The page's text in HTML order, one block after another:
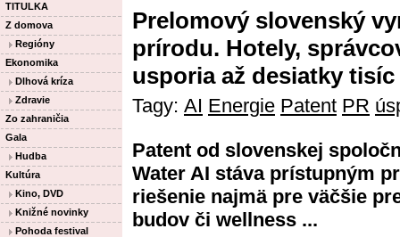
TITULKA
Z domova
Regióny
Ekonomika
Dlhová kríza
Zdravie
Zo zahraničia
Gala
Hudba
Kultúra
Kino, DVD
Knižné novinky
Pohoda festival
Prelomový slovenský
prírodu. Hotely,
usporia až desiatky tisíc
Tagy: AI Energie Patent PR
Patent od slovenskej
Water AI stáva prístupným
riešenie najmä pre väčšie
budov či wellness ...